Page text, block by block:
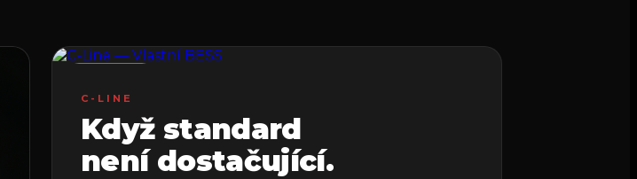
C-LINE
Když standard
není dostačující.